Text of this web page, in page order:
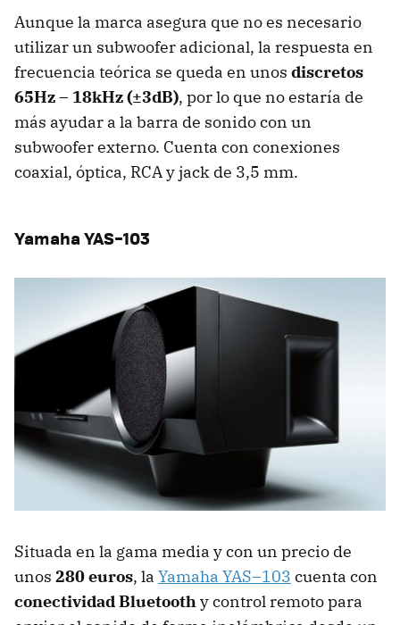
Aunque la marca asegura que no es necesario
utilizar un subwoofer adicional, la respuesta en
frecuencia teórica se queda en unos discretos
65Hz – 18kHz (±3dB), por lo que no estaría de
más ayudar a la barra de sonido con un
subwoofer externo. Cuenta con conexiones
coaxial, óptica, RCA y jack de 3,5 mm.
Yamaha YAS–103
Situada en la gama media y con un precio de
unos 280 euros, la Yamaha YAS–103 cuenta con
conectividad Bluetoothy control remoto para